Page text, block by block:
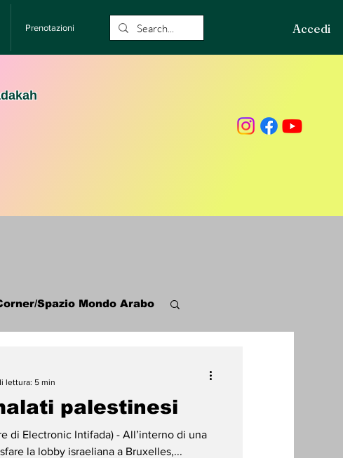
Prenotazioni Accedi
Spazio Mondo Arabo
Tradizioni Storia
palestinesi
di Electronic Intifada) - All’interno di una
la lobby israeliana a Bruxelles,...
lettura: 5 min